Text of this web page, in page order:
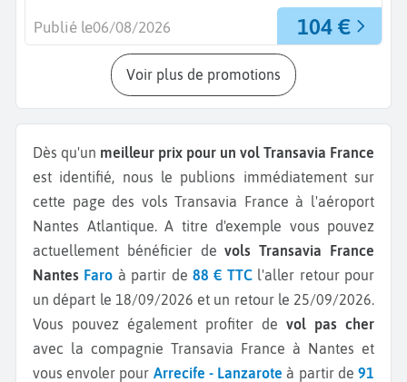
104 €
Publié le06/08/2026
Voir plus de promotions
Dès qu'un meilleur prix pour un vol Transavia France
est identifié, nous le publions immédiatement sur
cette page des vols Transavia France à l'aéroport
Nantes Atlantique. A titre d'exemple vous pouvez
actuellement bénéficier devols Transavia France
Nantes Faro à partir de88 € TTC l'aller retour pour
un départ le 18/09/2026 et un retour le 25/09/2026.
Vous pouvez également profiter de vol pas cher
avec la compagnie Transavia France à Nantes et
vous envoler pour Arrecife - Lanzarote à partir de91